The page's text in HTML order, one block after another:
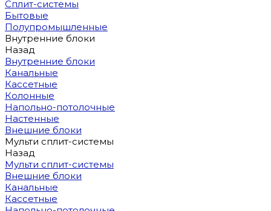
Сплит-системы
Бытовые
Полупромышленные
Внутренние блоки
Назад
Внутренние блоки
Канальные
Кассетные
Колонные
Напольно-потолочные
Настенные
Внешние блоки
Мульти сплит-системы
Назад
Мульти сплит-системы
Внешние блоки
Канальные
Кассетные